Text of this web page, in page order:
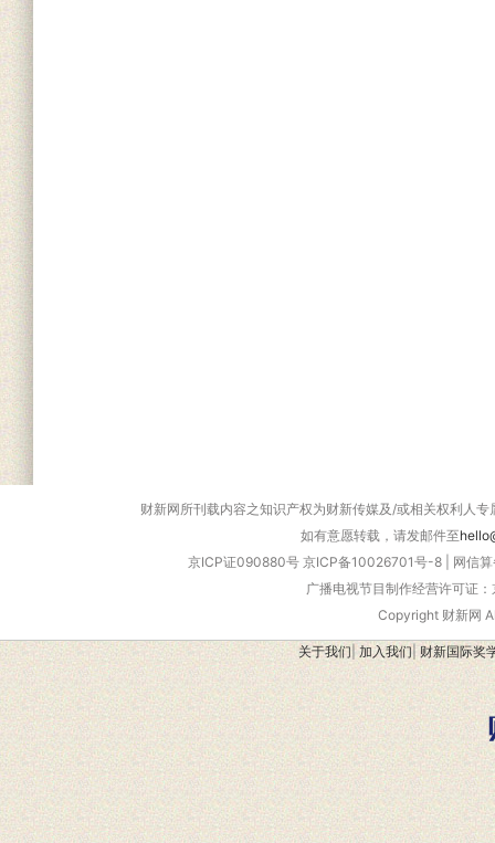
财新网所刊载内容之知识产权为财新传媒及/或相关权利人
如有意愿转载，请发邮件至
京ICP证090880号 京ICP备10026701号-8
网信
广播电视节目制作经营许可证
Copyright 财新网
关于我们 加入我们 财新国际奖